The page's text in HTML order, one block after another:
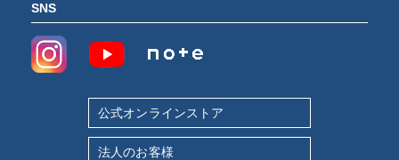
SNS
公式オンラインストア
法人のお客様